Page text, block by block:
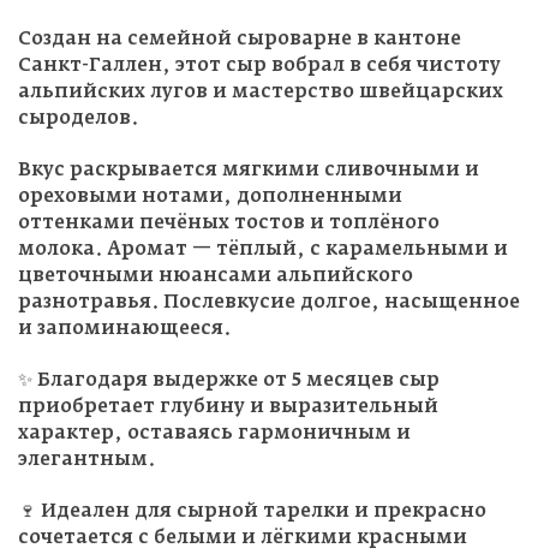
Создан на семейной сыроварне в кантоне
Санкт-Галлен, этот сыр вобрал в себя чистоту
альпийских лугов и мастерство швейцарских
сыроделов.
Вкус раскрывается мягкими сливочными и
ореховыми нотами, дополненными
оттенками печёных тостов и топлёного
молока. Аромат — тёплый, с карамельными и
цветочными нюансами альпийского
разнотравья. Послевкусие долгое, насыщенное
и запоминающееся.
✨ Благодаря выдержке от 5 месяцев сыр
приобретает глубину и выразительный
характер, оставаясь гармоничным и
элегантным.
🍷 Идеален для сырной тарелки и прекрасно
сочетается с белыми и лёгкими красными